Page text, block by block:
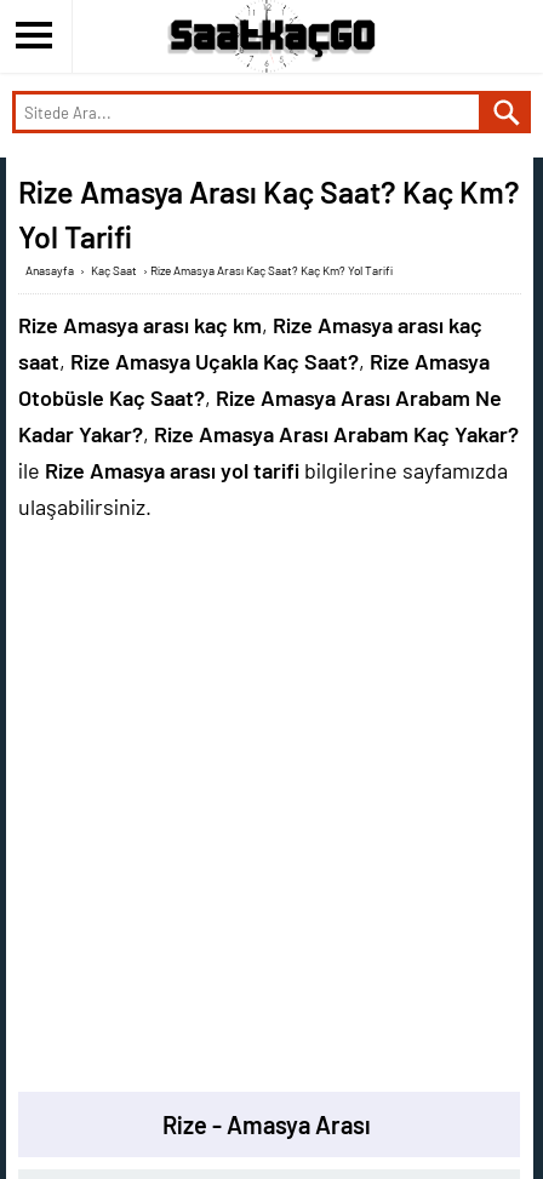
Rize Amasya Arası Kaç Saat? Kaç Km?
Yol Tarifi
Anasayfa › Kaç Saat › Rize Amasya Arası Kaç Saat? Kaç Km? Yol Tarifi
Rize Amasya arası kaç km, Rize Amasya arası kaç
saat, Rize Amasya Uçakla Kaç Saat?, Rize Amasya
Otobüsle Kaç Saat?, Rize Amasya Arası Arabam Ne
Kadar Yakar?, Rize Amasya Arası Arabam Kaç Yakar?
ile Rize Amasya arası yol tarifi bilgilerine sayfamızda
ulaşabilirsiniz.
Rize - Amasya Arası